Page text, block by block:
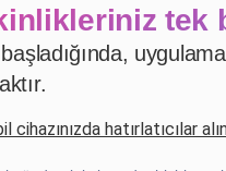
aplikacja zapewniająca
Dziękuję”
tek
cihazınızda hatırlatıcılar